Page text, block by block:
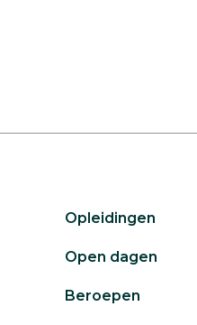
Opleidingen
Open dagen
Beroepen